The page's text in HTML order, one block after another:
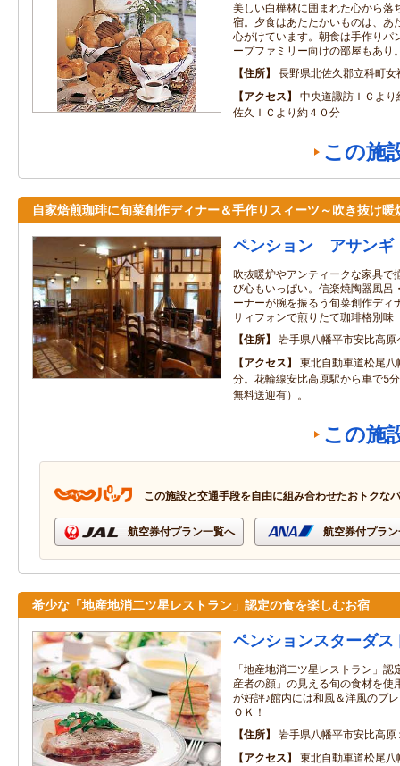
美しい白樺林に囲まれた心から落
宿。夕食はあたたかいものは、あ
心がけています。朝食は手作りパ
ープファミリー向けの部屋もあり
住所
長野県北佐久郡立科町
アクセス
中央道諏訪ＩＣよ
佐久ＩＣより約４０分
この施
自家焙煎珈琲に旬菜創作ディナー＆手作りスィーツ～吹き抜け暖
ペンション アサンギ
吹抜暖炉やアンティークな家具で
び心もいっぱい。信楽焼陶器風呂
ーナーが腕を振るう旬菜創作ディ
サィフォンで煎りたて珈琲格別味
住所
岩手県八幡平市安比高
アクセス
東北自動車道松尾
分。花輪線安比高原駅から車で5
無料送迎有）。
この施
この施設と交通手段を自由に組み合わせたおトクな
航空券付プラン一覧へ 航空券付プラ
希少な「地産地消二ツ星レストラン」認定の食を楽しむお宿
ペンションスターダス
「地産地消二ツ星レストラン」
産者の顔」の見える旬の食材を使
が好評♪館内には和風＆洋風のプ
ＯＫ！
住所
岩手県八幡平市安比高原
アクセス
東北自動車道松尾